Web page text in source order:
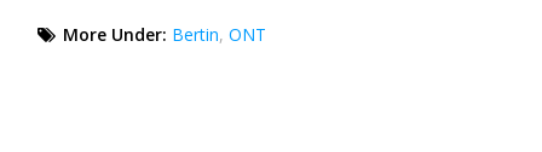
More Under: Bertin,ONT